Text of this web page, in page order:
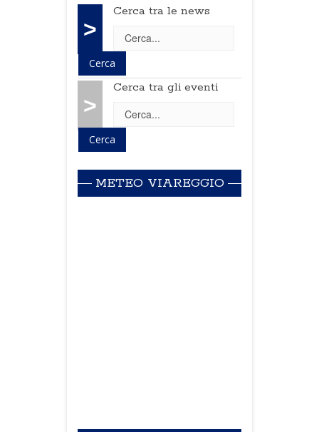
>
Cerca tra le news
>
Cerca tra gli eventi
METEO VIAREGGIO